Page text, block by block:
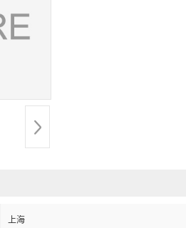
上海